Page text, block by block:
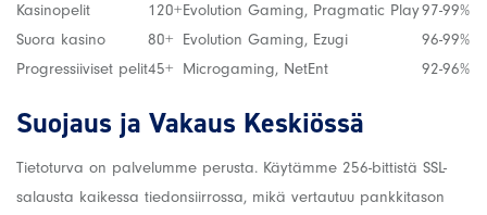
Kasinopelit
120+Evolution Gaming, Pragmatic Play97-99%
Suora kasino
80+ Evolution Gaming, Ezugi
96-99%
Progressiiviset pelit45+ Microgaming, NetEnt 92-96%
Suojaus ja Vakaus Keskiössä
Tietoturva on palvelumme perusta. Käytämme 256-bittistä SSL-
salausta kaikessa tiedonsiirrossa, mikä vertautuu pankkitason